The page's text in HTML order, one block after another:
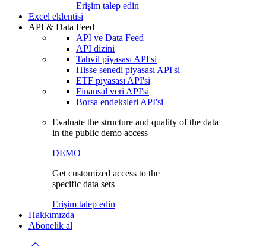
Erişim talep edin
Excel eklentisi
API & Data Feed
API ve Data Feed
API dizini
Tahvil piyasası API'si
Hisse senedi piyasası API'si
ETF piyasası API'si
Finansal veri API'si
Borsa endeksleri API'si
Evaluate the structure and quality of the data
in the public demo access
DEMO
Get customized access to the
specific data sets
Erişim talep edin
Hakkımızda
Abonelik al